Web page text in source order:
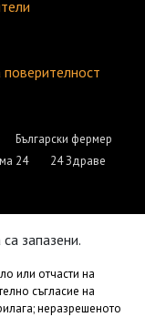
Български фермер
24
24 Здраве
запазени.
или отчасти на
съгласие на
неразрешеното